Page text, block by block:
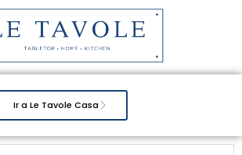
Ir a Le Tavole Casa